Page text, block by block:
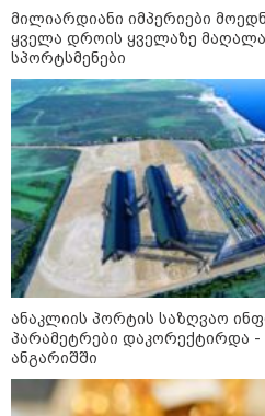
23:40 /
23:04 /
და
მილიარდიანი იმპერიები
ყველა დროის ყველაზე
სპორტსმენები
ანაკლიის პორტის საზღვაო
პარამეტრები დაკორექტირდა -
ანგარიშში